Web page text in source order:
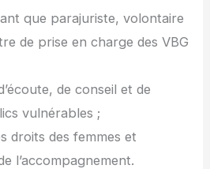
que parajuriste, volontaire
de prise en charge des VBG
de conseil et de
vulnérables ;
droits des femmes et
l’accompagnement.